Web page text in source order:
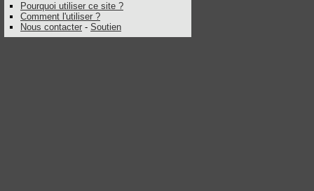
Pourquoi utiliser ce site ?
Comment l'utiliser ?
Nous contacter - Soutien